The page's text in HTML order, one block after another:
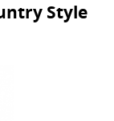
Style